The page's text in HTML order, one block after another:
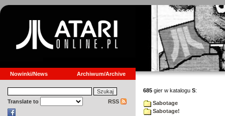
Nowinki/News Archiwum/Archive
Translate to RSS
685 gier w katalogu S:
Sabotage
Sabotage!